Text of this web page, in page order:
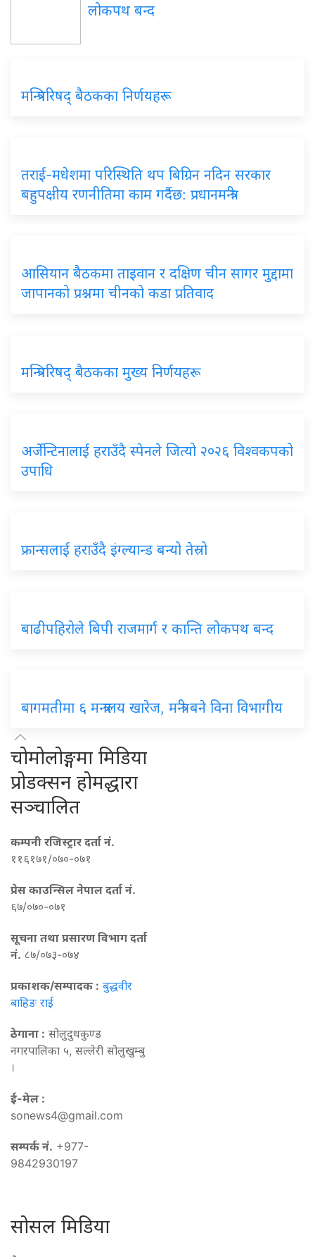
लोकपथ बन्द
मन्त्रिपरिषद् बैठकका निर्णयहरू
तराई-मधेशमा परिस्थिति थप बिग्रिन नदिन सरकार
बहुपक्षीय रणनीतिमा काम गर्दैछ: प्रधानमन्त्री
आसियान बैठकमा ताइवान र दक्षिण चीन सागर मुद्दामा
जापानको प्रश्नमा चीनको कडा प्रतिवाद
मन्त्रिपरिषद् बैठकका मुख्य निर्णयहरू
अर्जेन्टिनालाई हराउँदै स्पेनले जित्यो २०२६ विश्वकपको
उपाधि
फ्रान्सलाई हराउँदै इंग्ल्यान्ड बन्यो तेस्रो
बाढीपहिरोले बिपी राजमार्ग र कान्ति लोकपथ बन्द
बागमतीमा ६ मन्त्रालय खारेज, मन्त्री बने विना विभागीय
चोमोलोङ्गमा मिडिया
प्रोडक्सन होमद्धारा
सञ्चालित
कम्पनी रजिस्ट्रार दर्ता नं.
११६१७१/०७०-०७१
प्रेस काउन्सिल नेपाल दर्ता नं.
६७/०७०-०७१
सूचना तथा प्रसारण विभाग दर्ता
नं. ८७/०७३-०७४
प्रकाशक/सम्पादक : बुद्धवीर
बाहिङ राई
ठेगाना : सोलुदुधकुण्ड
नगरपालिका ५, सल्लेरी सोलुखुम्बु
।
ई-मेल :
sonews4@gmail.com
सम्पर्क नं. +977-
9842930197
सोसल मिडिया